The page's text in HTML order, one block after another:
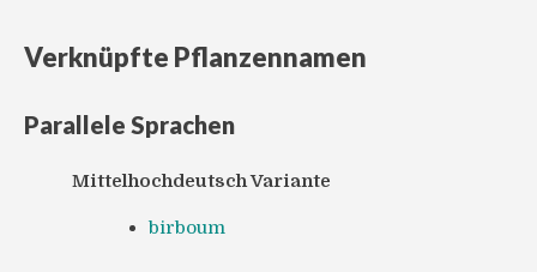
Verknüpfte Pflanzennamen
Parallele Sprachen
Mittelhochdeutsch Variante
birboum